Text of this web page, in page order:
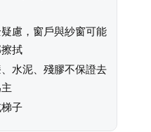
慮，窗戶與紗窗可能
拭
水泥、殘膠不保證去
子